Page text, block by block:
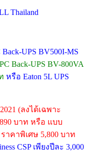
Thailand
UPS BV500I-MS
Back-UPS BV-800VA
หรือ Eaton 5L UPS
(ลงได้เฉพาะ
บาท หรือ แบบ
ราคาพิเศษ 5,800 บาท
CSP เพียงปีละ 3,000